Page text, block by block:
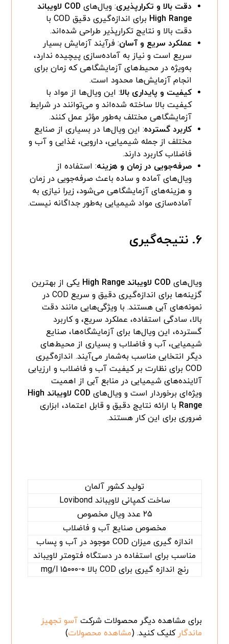
دقت بالا و تکرارپذیری: ویال‌های
COD لاویباند
High Range
برای اندازه‌گیری دقیق COD با
دقت بالا و نتایج تکرارپذیر طراحی شده‌اند.
عملکرد سریع و آسان: فرآیند آزمایش بسیار
سریع است و نیاز به آماده‌سازی پیچیده ندارد،
به‌ویژه در محیط‌های آزمایشگاهی که زمان برای
انجام آزمایش‌ها محدود است.
کیفیت و پایداری بالا: این ویال‌ها از مواد با
کیفیت بالا ساخته شده‌اند و می‌توانند در شرایط
آزمایشگاهی مختلف به‌طور مؤثر عمل کنند.
کاربرد گسترده: این ویال‌ها در بسیاری از صنایع
مختلف از جمله شیمیایی، دارویی، غذایی و آب و
فاضلاب کاربرد دارند.
صرفه‌جویی در زمان و هزینه: استفاده از
ویال‌های آماده و ساده باعث صرفه‌جویی در زمان
و هزینه‌های آزمایشگاهی می‌شود، زیرا نیازی به
آماده‌سازی مواد شیمیایی به‌طور جداگانه نیست.
۶. نتیجه‌گیری
ویال‌های COD لاویباند High Range
یکی از بهترین
گزینه‌ها برای اندازه‌گیری دقیق و سریع COD در
نمونه‌های آبی هستند. با ویژگی‌هایی مانند دقت
بالا، سادگی استفاده، عملکرد سریع، و کاربرد
گسترده، این ویال‌ها برای آزمایشگاه‌ها، صنایع
شیمیایی، آب و فاضلاب و بسیاری از محیط‌های
دیگر انتخابی مناسب به‌شمار می‌آیند. اندازه‌گیری
COD برای نظارت بر کیفیت آب و فاضلاب و ارزیابی
آلاینده‌های شیمیایی در منابع آبی از اهمیت
ویژه‌ای برخوردار است و ویال‌های
COD لاویباند High
Range با ارائه نتایج دقیق و قابل اعتماد، ابزاری
ضروری برای این کار هستند.
تولید کشور آلمان
ساخت کمپانی لاویباند Lovibond
۲۵ عدد ویال مخصوص
مخصوص صنایع آب و فاضلاب
اندازه گیری میزان COD موجود در آب و پساب
مناسب برای استفاده در دستگاه فتومتر لاویباند
رنج اندازه گیری برای COD بالا ۰-۱۵۰۰۰ mg/l
برای مشاهده دیگر محصولات شرکتآسو تجهیز
ماندگار کلیک کنید. (مشاهده محصولات)